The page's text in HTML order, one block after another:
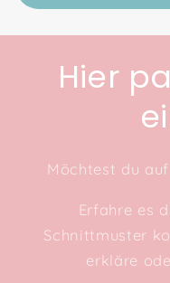
Hier
Möchtest du
Erfahre es
Schnittmuster
erkläre